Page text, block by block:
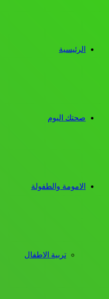
الرئيسية
صحتك اليوم
الامومة والطفولة
تربية الاطفال